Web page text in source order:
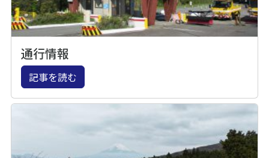
通行情報
記事を読む